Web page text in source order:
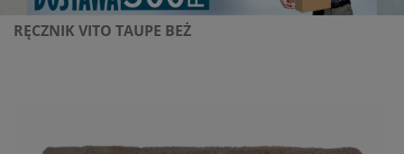
RĘCZNIK VITO TAUPE BEŻ